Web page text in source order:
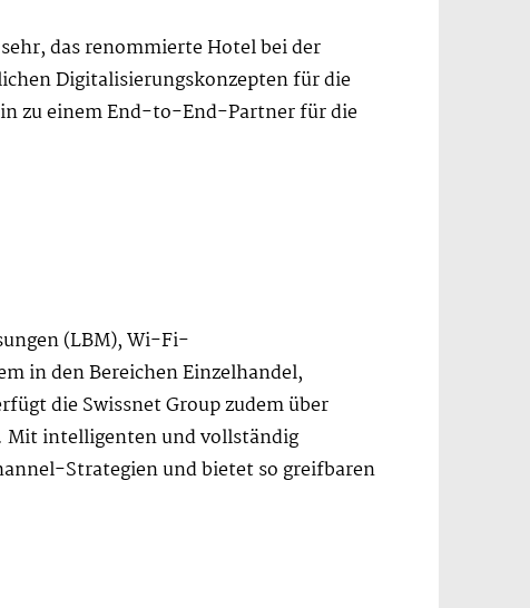
das renommierte Hotel bei der
Digitalisierungskonzepten für die
zu einem End-to-End-Partner für die
(LBM), Wi-Fi-
in den Bereichen Einzelhandel,
die Swissnet Group zudem über
Mit intelligenten und vollständig
Strategien und bietet so greifbaren